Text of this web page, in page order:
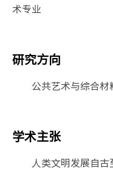
术专业
研究方向
公共艺术与综合材
学术主张
人类文明发展自古